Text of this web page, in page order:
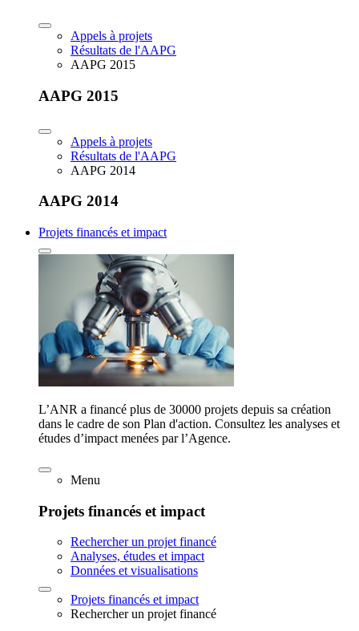
Appels à projets
Résultats de l'AAPG
AAPG 2015
AAPG 2015
Appels à projets
Résultats de l'AAPG
AAPG 2014
AAPG 2014
Projets financés et impact
L’ANR a financé plus de 30000 projets depuis sa création
dans le cadre de son Plan d'action. Consultez les analyses et
études d’impact menées par l’Agence.
Menu
Projets financés et impact
Rechercher un projet financé
Analyses, études et impact
Données et visualisations
Projets financés et impact
Rechercher un projet financé